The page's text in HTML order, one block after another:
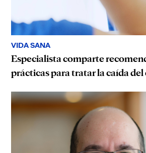
VIDA SANA
Especialista comparte
prácticas para tratar la caída